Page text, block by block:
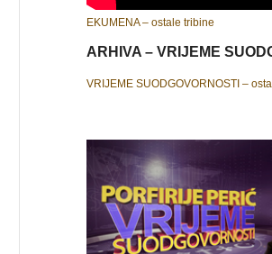
EKUMENA – ostale tribine
ARHIVA – VRIJEME
VRIJEME SUODGOVORNOSTI –